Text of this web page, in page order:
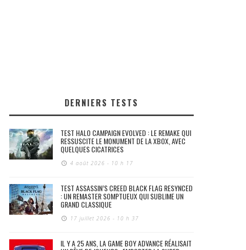
DERNIERS TESTS
TEST HALO CAMPAIGN EVOLVED : LE REMAKE QUI
RESSUSCITE LE MONUMENT DE LA XBOX, AVEC
QUELQUES CICATRICES
4 août 2026 - 10 h 17
TEST ASSASSIN’S CREED BLACK FLAG RESYNCED
: UN REMASTER SOMPTUEUX QUI SUBLIME UN
GRAND CLASSIQUE
17 juillet 2026 - 10 h 37
IL Y A 25 ANS, LA GAME BOY ADVANCE RÉALISAIT